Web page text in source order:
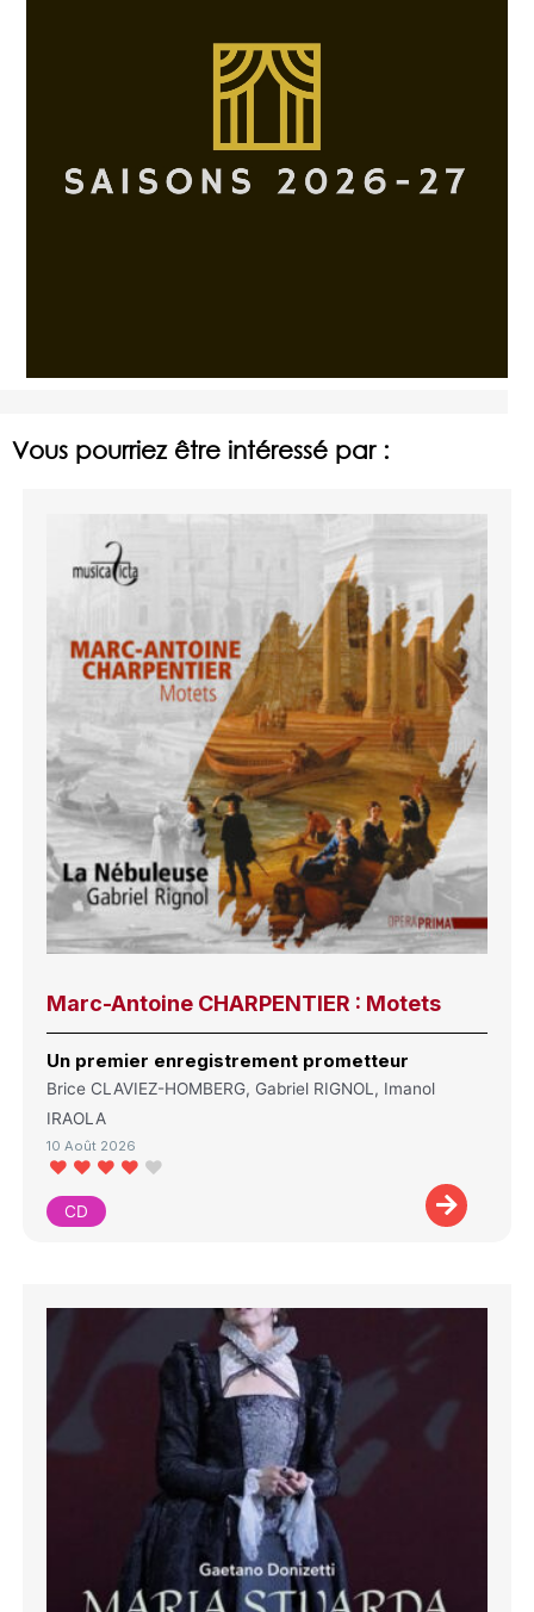
Vous pourriez être intéressé par :
Marc-Antoine CHARPENTIER : Motets
Un premier enregistrement prometteur
Brice CLAVIEZ-HOMBERG, Gabriel RIGNOL, Imanol
IRAOLA
10 Août 2026
CD